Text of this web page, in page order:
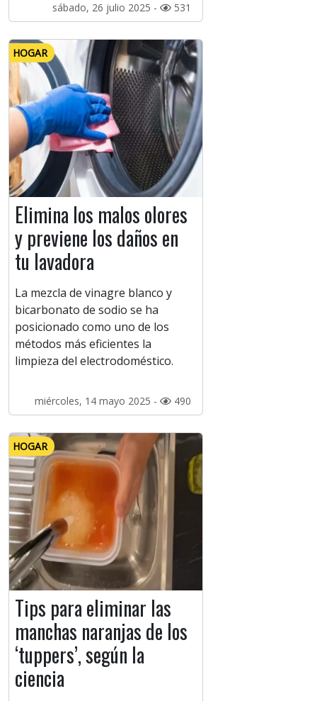
sábado, 26 julio 2025 - 531
HOGAR
Elimina los malos olores
y previene los daños en
tu lavadora
La mezcla de vinagre blanco y
bicarbonato de sodio se ha
posicionado como uno de los
métodos más eficientes la
limpieza del electrodoméstico.
miércoles, 14 mayo 2025 - 490
HOGAR
Tips para eliminar las
manchas naranjas de los
‘tuppers’, según la
ciencia